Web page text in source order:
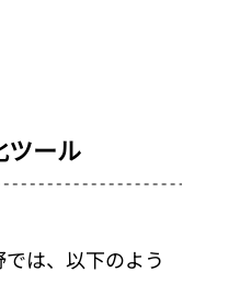
ツール
は、以下のよう